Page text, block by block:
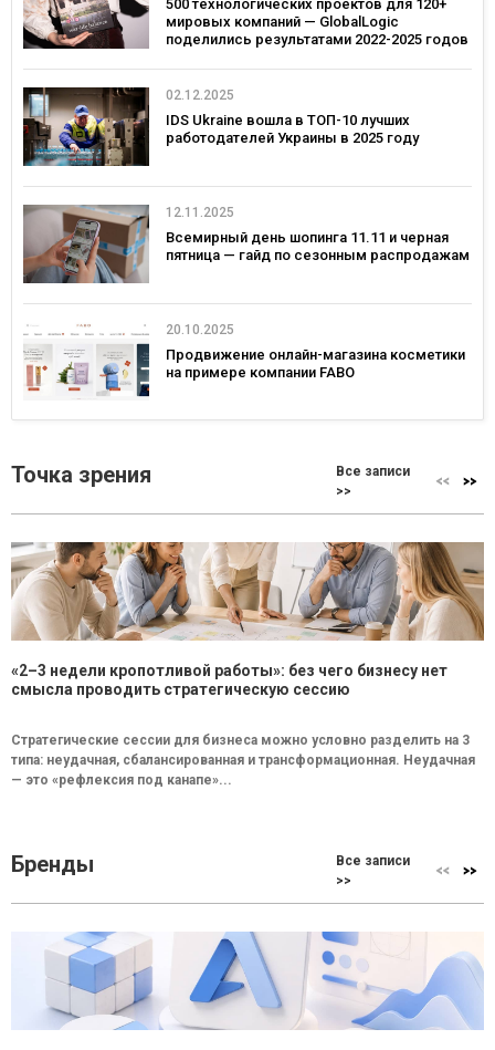
500 технологических проектов для 120+
мировых компаний — GlobalLogic
поделились результатами 2022-2025 годов
02.12.2025
IDS Ukraine вошла в ТОП-10 лучших
работодателей Украины в 2025 году
12.11.2025
Всемирный день шопинга 11.11 и черная
пятница — гайд по сезонным распродажам
20.10.2025
Продвижение онлайн-магазина косметики
на примере компании FABO
Точка зрения
Все записи
>>
«2–3 недели кропотливой работы»: без чего бизнесу нет
смысла проводить стратегическую сессию
Стратегические сессии для бизнеса можно условно разделить на 3
типа: неудачная, сбалансированная и трансформационная. Неудачная
— это «рефлексия под канапе»...
Бренды
Все записи
>>